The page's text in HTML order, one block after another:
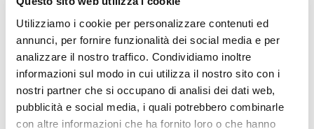
Utilizziamo i cookie per personalizzare contenuti ed
annunci, per fornire funzionalità dei social media e per
analizzare il nostro traffico. Condividiamo inoltre
informazioni sul modo in cui utilizza il nostro sito con i
nostri partner che si occupano di analisi dei dati web,
pubblicità e social media, i quali potrebbero combinarle
con altre informazioni che ha fornito loro o che hanno
Blitz antidroga al Montelago Celtic Festival:
12 persone segnalate
di Rossella Luciani